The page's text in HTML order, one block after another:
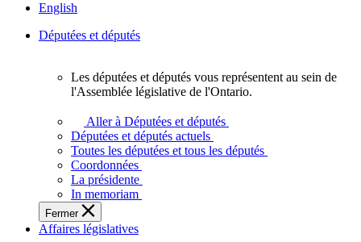
English
Députées et députés
députés
vous
représentent
sein
de
l'Assemblée
législative
Les députées et députés vous représentent au sein de
l'Assemblée législative de l'Ontario.
Aller à Députées et députés
Députées et députés actuels
Toutes les députées et tous les députés
Coordonnées
La présidente
In memoriam
Fermer
Affaires législatives